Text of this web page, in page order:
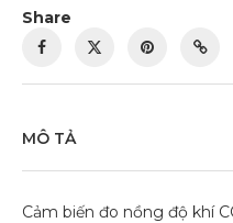
Share
MÔ TẢ
Cảm biến đo nồng độ khí